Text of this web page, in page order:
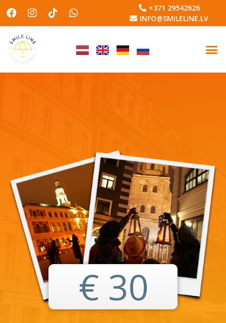
+371 29542626
INFO@SMILELINE.LV
€ 30